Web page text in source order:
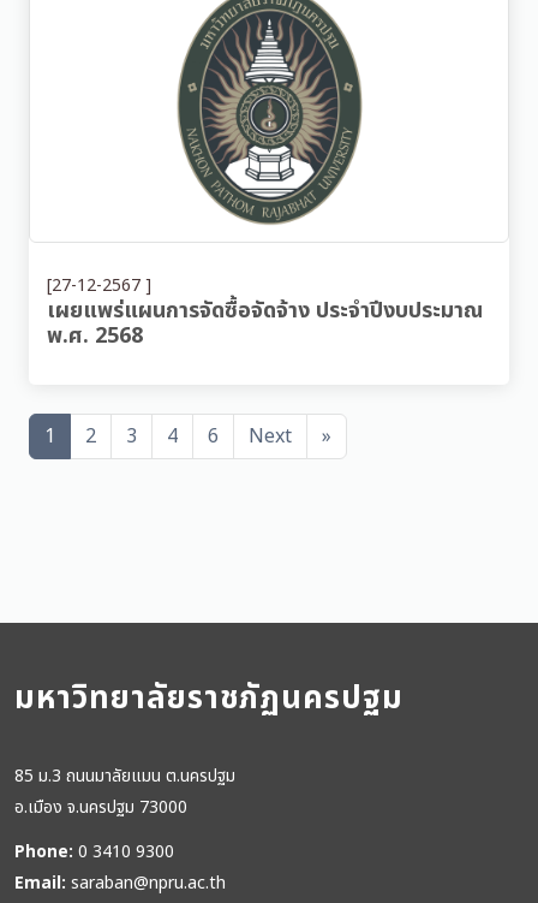
[27-12-2567 ]
เผยแพร่แผนการจัดซื้อจัดจ้าง ประจำปีงบประมาณ
พ.ศ. 2568
1 2 3 4 6 Next »
มหาวิทยาลัยราชภัฏนครปฐม
85 ม.3 ถนนมาลัยแมน ต.นครปฐม
อ.เมือง จ.นครปฐม 73000
Phone: 0 3410 9300
Email: saraban@npru.ac.th